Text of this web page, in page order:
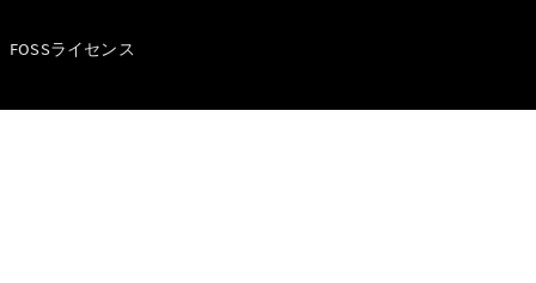
とは
買取サービ
見積シミュ
FOSSライセンス